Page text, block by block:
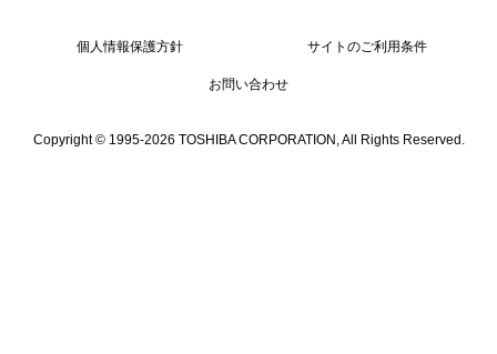
個人情報保護方針 サイトのご利用条件
お問い合わせ
Copyright © 1995-2026 TOSHIBA CORPORATION, All Rights Reserved.